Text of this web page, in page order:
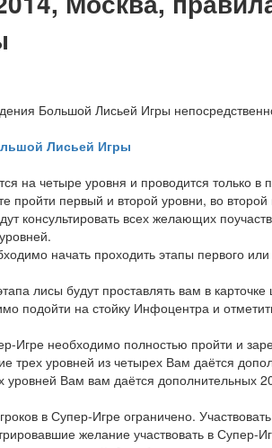
Большой Лисьей Игры
Лисьей Игры
на четыре уровня и проводится только
пройти первый и второй уровни, во второй
консультировать всех желающих
начать проходить этапы первого или
лисы будут проставлять вам в
подойти на стойку Инфоцентра и
Игре необходимо полностью пройти и
трех уровней из четырех Вам даётся
уровней Вам вам даётся дополнительных
в Супер-Игре ограничено.
желание участвовать в